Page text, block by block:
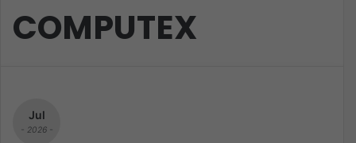
COMPUTEX
Jul
- 2026 -